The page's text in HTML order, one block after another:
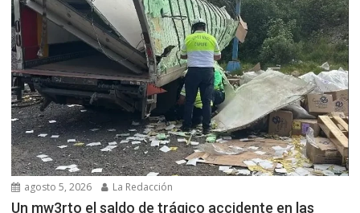
agosto 5, 2026 La Redacción
Un mw3rto el saldo de trágico accidente en las